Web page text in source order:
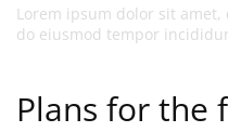
Lorem ipsum dolor sit
do eiusmod tempor
Plans for the